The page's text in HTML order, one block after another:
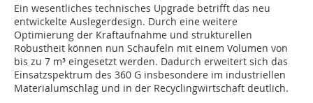
Ein wesentliches technisches Upgrade betrifft das neu
entwickelte Auslegerdesign. Durch eine weitere
Optimierung der Kraftaufnahme und strukturellen
Robustheit können nun Schaufeln mit einem Volumen von
bis zu 7 m³ eingesetzt werden. Dadurch erweitert sich das
Einsatzspektrum des 360 G insbesondere im industriellen
Materialumschlag und in der Recyclingwirtschaft deutlich.